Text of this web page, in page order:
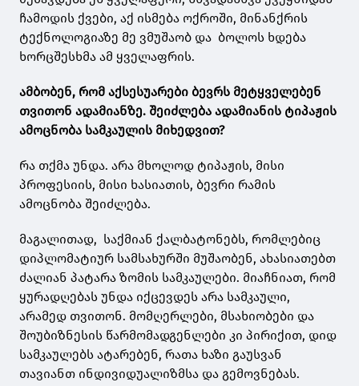
ჩამოდის ქვები, აქ ისმება ოქროში, მინანქრის
ტექნოლოგიაზე მე ვმუშაობ და ბოლოს ხდება
ხორცშესხმა ამ ყველაფრის.
ამბობენ, რომ აქსესუარები ბევრს მეტყველებენ
თვითონ ადამიანზე. შეიძლება ადამიანის ტიპაჟის
ამოცნობა სამკაულის მიხედვით?
რა თქმა უნდა. არა მხოლოდ ტიპაჟის, მისი
პროფესიის, მისი ხასიათის, ბევრი რამის
ამოცნობა შეიძლება.
მაგალითად, საქმიან ქალბატონებს, რომლებიც
დიპლომატიურ სამსახურში მუშაობენ, ახასიათებთ
ძალიან პატარა ზომის სამკაულები. მიაჩნიათ, რომ
ყურადღებას უნდა იქცევდეს არა სამკაული,
არამედ თვითონ. მომღერლები, მსახიობები და
შოუბიზნესის წარმომადგენლები კი პირიქით, დიდ
სამკაულებს ატარებენ, რათა ხაზი გაუსვან
თავიანთ ინდივიდუალიზმსა და გემოვნებას.